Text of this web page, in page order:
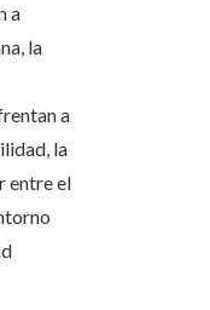
a
la
a
la
entre el